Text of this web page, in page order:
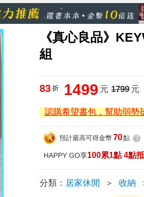
《真心良品》
組
83 折 1499 元 1799元
認購希望書包，幫助弱勢
預計最高可得金幣 70點 ?
HAPPY GO享100累1點 4點
分類： 居家休閒 ＞ 收納